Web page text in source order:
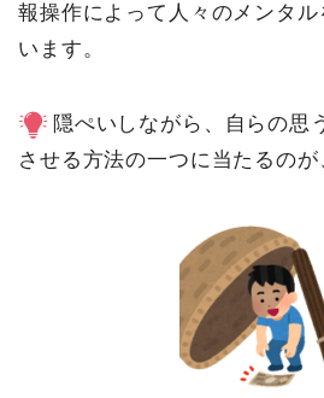
報操作によって人々のメンタ
います。
隠ぺいしながら、自らの思
させる方法の一つに当たるのが